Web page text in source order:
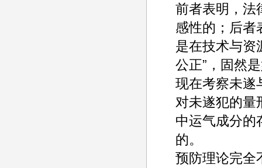
前者表明，法
感性的；后者
是在技术与资
公正”，固然
现在考察未遂
对未遂犯的量
中运气成分的
的。
预防理论完全